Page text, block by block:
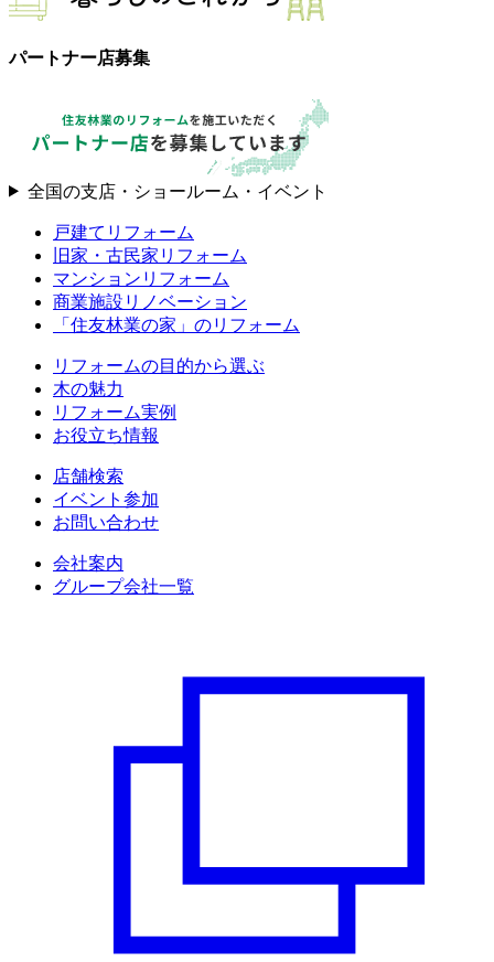
パートナー店募集
全国の支店・ショールーム・イベント
戸建てリフォーム
旧家・古民家リフォーム
マンションリフォーム
商業施設リノベーション
「住友林業の家」のリフォーム
リフォームの目的から選ぶ
木の魅力
リフォーム実例
お役立ち情報
店舗検索
イベント参加
お問い合わせ
会社案内
グループ会社一覧